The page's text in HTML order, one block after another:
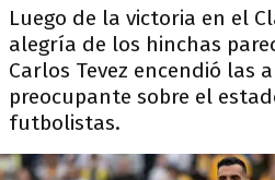
Luego de la victoria en el
alegría de los hinchas
Carlos Tevez encendió las
preocupante sobre el
futbolistas.